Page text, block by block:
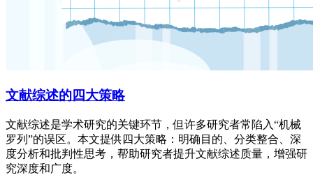
文献综述的四大策略
文献综述是学术研究的关键环节，但许多研究者常陷入“机械
罗列”的误区。本文提供四大策略：明确目的、分类整合、深
度分析和批判性思考，帮助研究者提升文献综述质量，增强研
究深度和广度。